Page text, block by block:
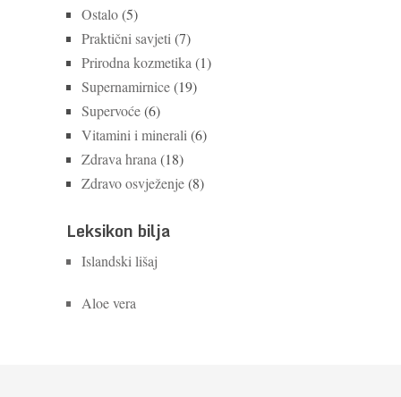
Ostalo(5)
Praktični savjeti (7)
Prirodna kozmetika (1)
Supernamirnice(19)
Supervoće(6)
Vitamini i minerali (6)
Zdrava hrana (18)
Zdravo osvježenje(8)
Leksikon bilja
Islandski lišaj
Aloe vera